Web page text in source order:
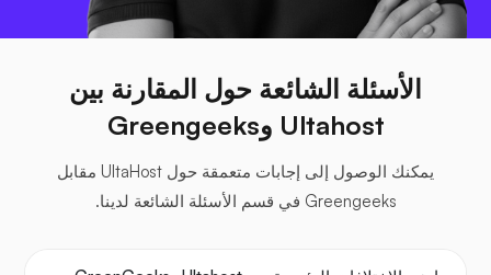
الأسئلة الشائعة حول المقارنة بين
Ultahost وGreengeeks
يمكنك الوصول إلى إجابات متعمقة حول UltaHost مقابل
Greengeeks في قسم الأسئلة الشائعة لدينا.